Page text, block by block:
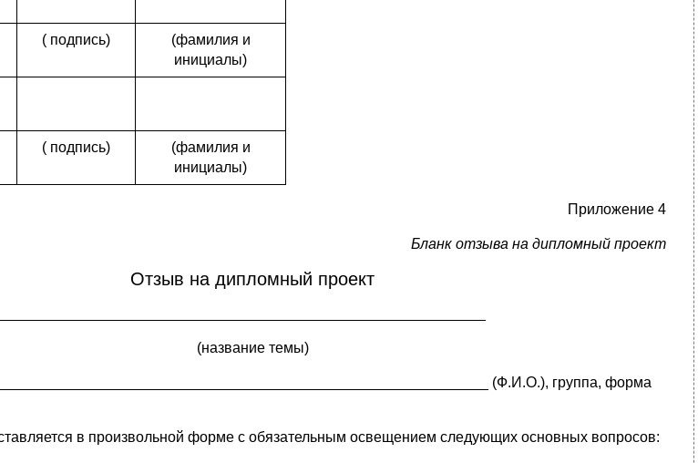
( подпись)
(фамилия и
инициалы)
( подпись)
(фамилия и
инициалы)
Приложение 4
Бланк отзыва на дипломный проект
Отзыв на дипломный проект
(название темы)
(Ф.И.О.), группа, форма
в произвольной форме с обязательным освещением следующих основных вопросов: